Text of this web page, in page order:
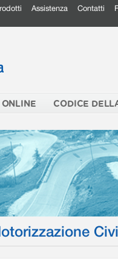
Assistenza Contatti
ONLINE CODICE